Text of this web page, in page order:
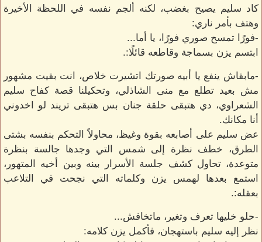
كاد سليم يصيح بغضب، لكنه ألجم نفسه في اللحظة الأخيرة
وهتف بأمر ناري:
-فورًا تمسح صوري فورًا، يا أما...
ابتسم يزن بسماجة وقاطعه قائلًا:.
-مابقاش ينفع يا أبيه صورتك اتشيرت خلاص، انت بقيت مشهور
مش بعيد تطلع مع منى الشاذلي، وتحكيلنا قصة كفاح سليم
الشعراوي، دي هتبقى حلقة جنان بس هتبقى تريند لو اخدوني
أنا مكانك.
عض سليم على أصابعه بقوة وغيظ، محاولاً التحكم بنفسه بشتى
الطرق، خطف نظرة إلى شمس التي وجدها جالسة بنظرة
متوعدة، تحاول كشف جلسة الأسرار بينه وبين أخيه المتهور،
استمع بعدها لهمس يزن وكلماته التي نجحت في التلاعب
بعقله:.
-حلو خليها تعرف وتغير، ماتخافش...
نظر إليه سليم باستهجان، فأكمل يزن كلامه: